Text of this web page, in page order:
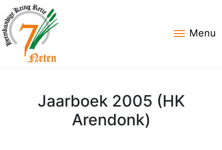
Menu
Jaarboek 2005 (HK
Arendonk)